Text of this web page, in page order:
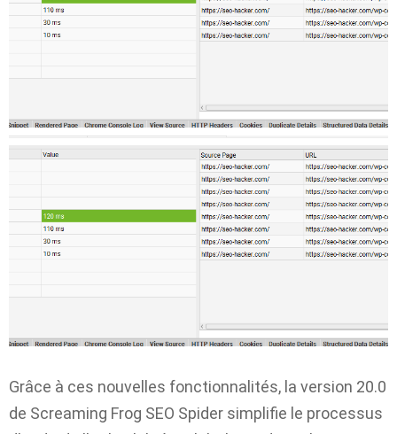
Grâce à ces nouvelles fonctionnalités, la version 20.0
de Screaming Frog SEO Spider simplifie le processus